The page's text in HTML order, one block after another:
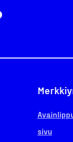
sivu